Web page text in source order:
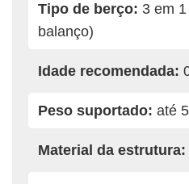
Tipo de berço: 3 em
balanço)
Idade recomendada:
Peso suportado: até
Material da estrutura: